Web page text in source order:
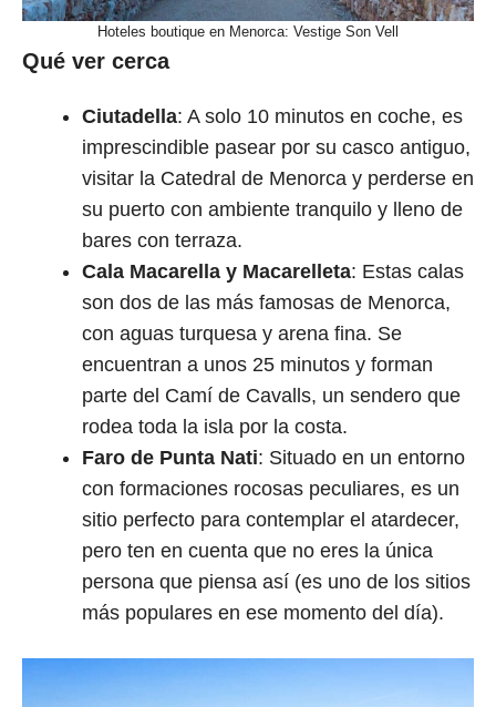
Hoteles boutique en Menorca: Vestige Son Vell
Qué ver cerca
Ciutadella: A solo 10 minutos en coche, es
imprescindible pasear por su casco antiguo,
visitar la Catedral de Menorca y perderse en
su puerto con ambiente tranquilo y lleno de
bares con terraza.
Cala Macarella y Macarelleta: Estas calas
son dos de las más famosas de Menorca,
con aguas turquesa y arena fina. Se
encuentran a unos 25 minutos y forman
parte del Camí de Cavalls, un sendero que
rodea toda la isla por la costa.
Faro de Punta Nati: Situado en un entorno
con formaciones rocosas peculiares, es un
sitio perfecto para contemplar el atardecer,
pero ten en cuenta que no eres la única
persona que piensa así (es uno de los sitios
más populares en ese momento del día).